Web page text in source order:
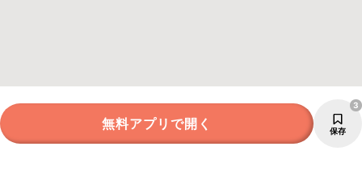
無料アプリで開く 保存
3